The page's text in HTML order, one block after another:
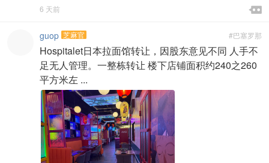

6 天前 
#巴塞罗那
guop 芝麻官
Hospitalet日本拉面馆转让，因股东意见不同 人手不
足无人管理。一整栋转让 楼下店铺面积约240之260
平方米左 ...